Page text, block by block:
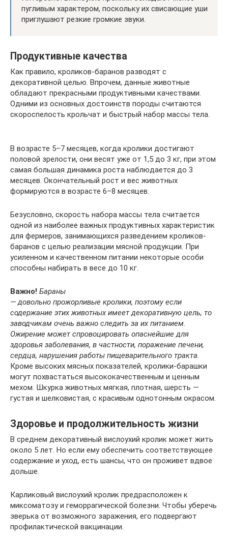
пугливым характером, поскольку их свисающие уши
приглушают резкие громкие звуки.
Продуктивные качества
Как правило, кроликов-баранов разводят с
декоративной целью. Впрочем, данные животные
обладают прекрасными продуктивными качествами.
Одними из основных достоинств породы считаются
скороспелость крольчат и быстрый набор массы тела.
В возрасте 5–7 месяцев, когда кролики достигают
половой зрелости, они весят уже от 1,5 до 3 кг, при этом
самая большая динамика роста наблюдается до 3
месяцев. Окончательный рост и вес животных
формируются в возрасте 6–8 месяцев.
Безусловно, скорость набора массы тела считается
одной из наиболее важных продуктивных характеристик
для фермеров, занимающихся разведением кроликов-
баранов с целью реализации мясной продукции. При
усиленном и качественном питании некоторые особи
способны набирать в весе до 10 кг.
Важно! Бараны
— довольно прожорливые кролики, поэтому если
содержание этих животных имеет декоративную цель, то
заводчикам очень важно следить за их питанием.
Ожирение может спровоцировать опаснейшие для
здоровья заболевания, в частности, поражение печени,
сердца, нарушения работы пищеварительного тракта.
Кроме высоких мясных показателей, кролики-барашки
могут похвастаться высококачественным и ценным
мехом. Шкурка животных мягкая, плотная, шерсть —
густая и шелковистая, с красивым однотонным окрасом.
Здоровье и продолжительность жизни
В среднем декоративный вислоухий кролик может жить
около 5 лет. Но если ему обеспечить соответствующее
содержание и уход, есть шансы, что он проживет вдвое
дольше.
Карликовый вислоухий кролик предрасположен к
миксоматозу и геморрагической болезни. Чтобы уберечь
зверька от возможного заражения, его подвергают
профилактической вакцинации.